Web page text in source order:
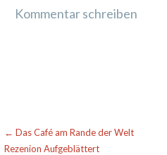
Kommentar schreiben
Beitragsnavigation
← Das Café am Rande der Welt
Rezenion Aufgeblättert